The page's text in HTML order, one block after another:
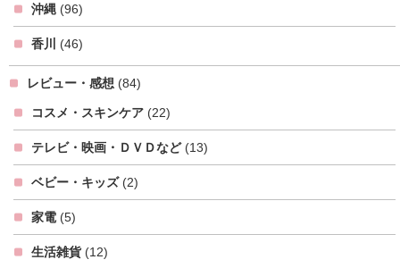
沖縄 (96)
香川 (46)
レビュー・感想 (84)
コスメ・スキンケア (22)
テレビ・映画・ＤＶＤなど(13)
ベビー・キッズ(2)
家電 (5)
生活雑貨 (12)